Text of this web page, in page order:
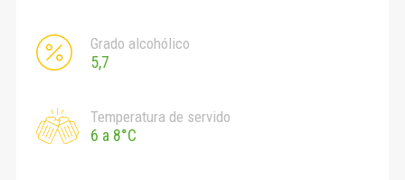
Grado alcohólico
5,7
Temperatura de servido
6 a 8°C